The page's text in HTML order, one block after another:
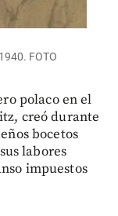
FOTO
polaco en el
creó durante
bocetos
labores
impuestos